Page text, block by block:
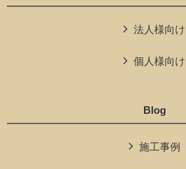
法人様向け
個人様向け
Blog
施工事例